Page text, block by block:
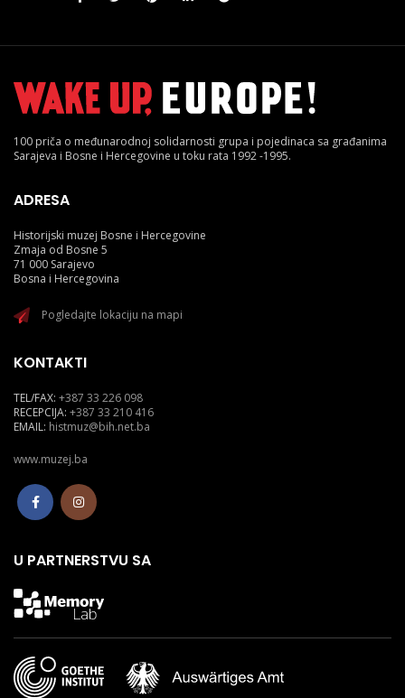
100 priča o međunarodnoj solidarnosti grupa i pojedinaca sa građanima
Sarajeva i Bosne i Hercegovine u toku rata 1992 -1995.
ADRESA
Historijski muzej Bosne i Hercegovine
Zmaja od Bosne 5
71 000 Sarajevo
Bosna i Hercegovina
Pogledajte lokaciju na mapi
KONTAKTI
TEL/FAX: +387 33 226 098
RECEPCIJA: +387 33 210 416
EMAIL: histmuz@bih.net.ba
www.muzej.ba
U PARTNERSTVU SA